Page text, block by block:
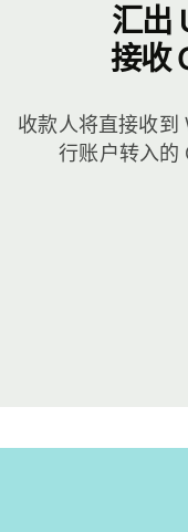
汇出
接收
收款人将直接收到
行账户转入的